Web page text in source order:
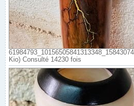
Kio) Consulté 14230 fois